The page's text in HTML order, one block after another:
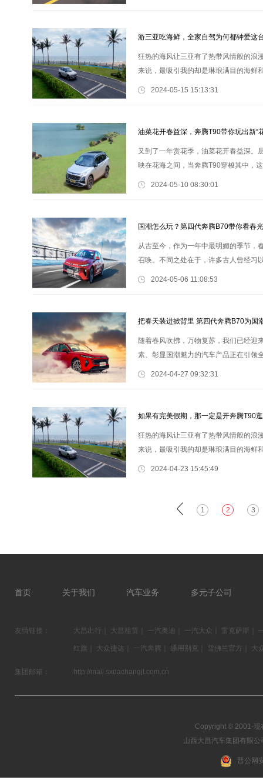
游三亚吃海鲜，全家自驾为何都钟爱这
狂热的海风让三亚有了热带风情般的浪
来说，最吸引我的却是琳琅满目的海鲜
呢？笔者认为奔腾T90就是最佳选择。
2024-05-15 15:13:31
油菜花开春益深，奔腾T90带你玩出新“
又到了一年赏花季，油菜花开春益深。
映在花海之间，当奔腾T90穿梭其中，
阔地带，以天地为背景，采用&ldquo;
2024-05-10 08:30:01
国潮怎么玩？第四代奔腾B70带你看春光
从古至今，作为一年中最明媚的季节，
召唤。不同之处在于，许多古人曾经习
开上带有国风元素的第四代奔腾B70去
2024-05-06 11:08:53
把春天装进掀背里 第四代奔腾B70为国
随着春风吹拂，万物复苏，我们已经迎
素、彰显国潮魅力的汽车产品正在引领
设计理念深深植根于华夏大地的文化底
2024-04-27 09:32:31
如果有完美假期，那一定是开奔腾T90
狂热的海风让三亚有了热带风情般的浪
来说，最吸引我的却是琳琅满目的海鲜
呢？笔者认为奔腾T90就是最佳选择。
2024-04-23 15:45:49
1 2 3
首页 关于我们 汽车业务 多元子公司
友情链接： 大昌出行 大昌租赁 一汽奥迪 一汽大众 雷克萨斯
红旗 大众捷达 一汽奔腾 通用别克 雪佛兰官方 大
集团邮箱： http://mail.sxdachangjt.com.cn
Copyright © 2001-现
山西大昌汽车集团有限
晋公网